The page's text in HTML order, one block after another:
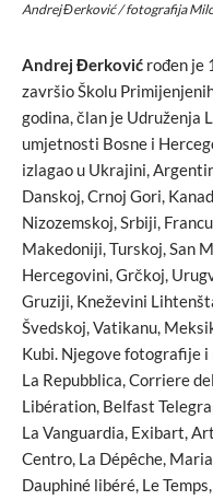
Andrej Đerković / fotografija
Andrej Đerković rođen je
završio Školu
godina, član je Udruženja
umjetnosti Bosne i
izlagao u Ukrajini,
Danskoj, Crnoj Gori,
Nizozemskoj, Srbiji,
Makedoniji, Turskoj, San
Hercegovini, Grčkoj,
Gruziji, Kneževini
Švedskoj, Vatikanu,
Kubi. Njegove fotografije i
La Repubblica, Corriere
Libération, Belfast
La Vanguardia, Exibart,
Centro, La Dépêche,
Dauphiné libéré, Le